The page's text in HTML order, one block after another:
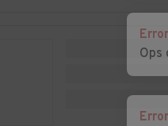
Error
Ops
Error